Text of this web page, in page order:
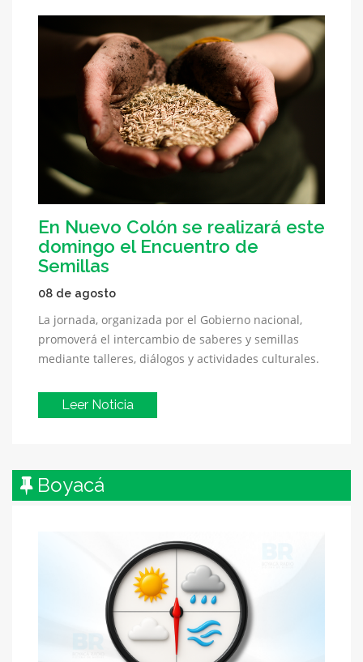
En Nuevo Colón se realizará este
domingo el Encuentro de
Semillas
08 de agosto
La jornada, organizada por el Gobierno nacional,
promoverá el intercambio de saberes y semillas
mediante talleres, diálogos y actividades culturales.
Leer Noticia
Boyacá